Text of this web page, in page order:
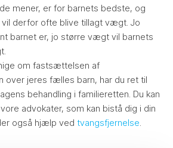
mener, er for barnets bedste, og
vil derfor ofte blive tillagt vægt. Jo
barnet er, jo større vægt vil barnets
om fastsættelsen af
over jeres fælles barn, har du ret til
behandling i familieretten. Du kan
advokater, som kan bistå dig i din
også hjælp ved tvangsfjernelse